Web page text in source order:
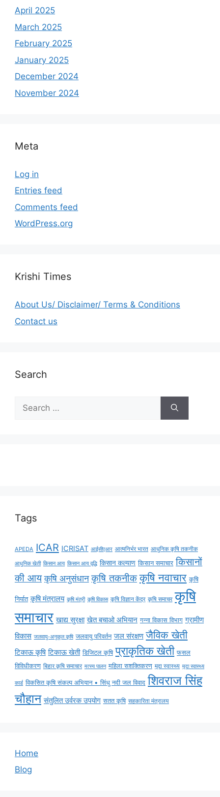
April 2025
March 2025
February 2025
January 2025
December 2024
November 2024
Meta
Log in
Entries feed
Comments feed
WordPress.org
Krishi Times
About Us/ Disclaimer/ Terms & Conditions
Contact us
Search
Tags
APEDA ICAR ICRISAT आईसीएआर आत्मनिर्भर भारत आधुनिक कृषि तकनीक
आधुनिक खेती किसान आय किसान आय वृद्धि किसान कल्याण किसान समाचार किसानों
की आय कृषि अनुसंधान कृषि तकनीक कृषि नवाचार कृषि
निर्यात कृषि मंत्रालय कृषि मंत्री कृषि विकास कृषि विज्ञान केंद्र कृषि समाचर कृषि
समाचार खाद्य सुरक्षा खेत बचाओ अभियान गन्ना विकास विभाग ग्रामीण
विकास जलवायु-अनुकूल कृषि जलवायु परिवर्तन जल संरक्षण जैविक खेती
टिकाऊ कृषि टिकाऊ खेती डिजिटल कृषि प्राकृतिक खेती फसल
विविधीकरण बिहार कृषि समाचार मत्स्य पालन महिला सशक्तिकरण मृदा स्वास्थ्य मृदा स्वास्थ्य
कार्ड विकसित कृषि संकल्प अभियान • सिंधु नदी जल विवाद शिवराज सिंह
चौहान संतुलित उर्वरक उपयोग सतत कृषि सहकारिता मंत्रालय
Home
Blog